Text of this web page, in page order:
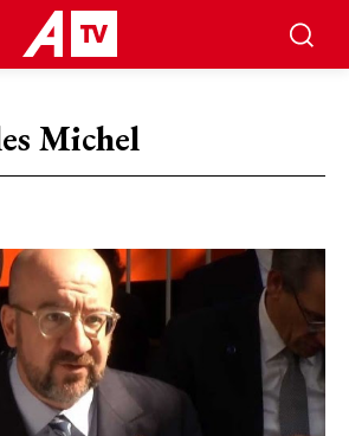
Michel